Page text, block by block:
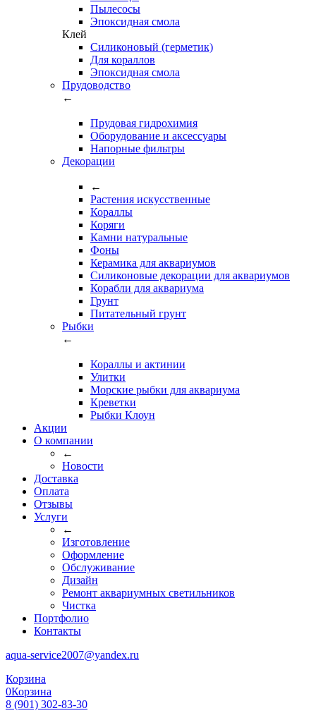
Пылесосы
Эпоксидная смола
Клей
Силиконовый (герметик)
Для кораллов
Эпоксидная смола
Прудоводство
←
Прудовая гидрохимия
Оборудование и аксессуары
Напорные фильтры
Декорации
←
Растения искусственные
Кораллы
Коряги
Камни натуральные
Фоны
Керамика для аквариумов
Силиконовые декорации для аквариумов
Корабли для аквариума
Грунт
Питательный грунт
Рыбки
←
Кораллы и актинии
Улитки
Морские рыбки для аквариума
Креветки
Рыбки Клоун
Акции
О компании
←
Новости
Доставка
Оплата
Отзывы
Услуги
←
Изготовление
Оформление
Обслуживание
Дизайн
Ремонт аквариумных светильников
Чистка
Портфолио
Контакты
aqua-service2007@yandex.ru
Корзина
0Корзина
8 (901) 302-83-30